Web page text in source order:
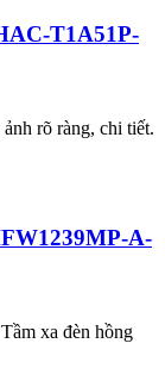
T1A51P-
rõ ràng, chi tiết.
A-
xa đèn hồng